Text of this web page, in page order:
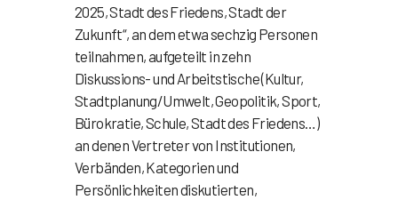
2025, Stadt des Friedens, Stadt der
Zukunft“, an dem etwa sechzig Personen
teilnahmen, aufgeteilt in zehn
Diskussions- und Arbeitstische (Kultur,
Stadtplanung/Umwelt, Geopolitik, Sport,
Bürokratie, Schule, Stadt des Friedens…)
an denen Vertreter von Institutionen,
Verbänden, Kategorien und
Persönlichkeiten diskutierten,